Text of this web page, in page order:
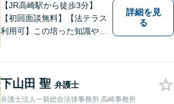
【JR高崎駅から徒歩3分】
【初回面談無料】【法テラス
利用可】この培った知識や経
す。お気軽にご相談くださ
い。
詳細を見
る
下山田 聖 弁護士
弁護士法人一新総合法律事務所 高崎事務所